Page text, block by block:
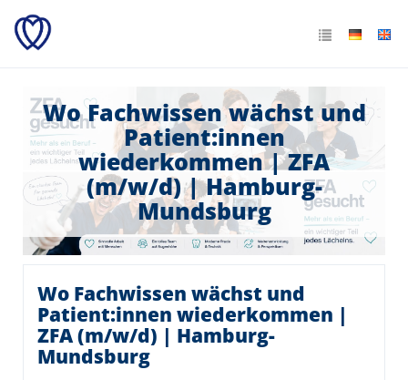
Wo Fachwissen wächst und
Patient:innen
wiederkommen | ZFA
(m/w/d) | Hamburg-
Mundsburg
Wo Fachwissen wächst und
Patient:innen wiederkommen |
ZFA (m/w/d) | Hamburg-
Mundsburg